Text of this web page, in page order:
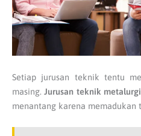
Setiap jurusan teknik tentu
masing.Jurusan teknik metalurgi
menantang karena